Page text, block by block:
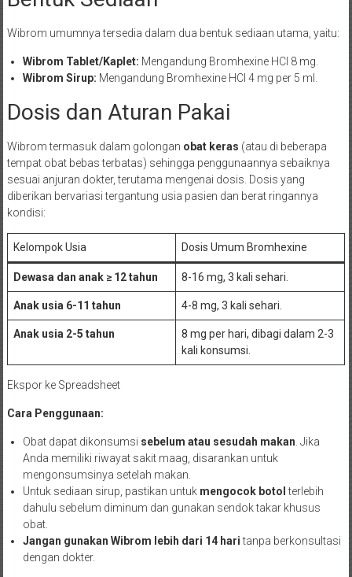
Wibrom umumnya tersedia dalam dua bentuk sediaan utama, yaitu:
Wibrom Tablet/Kaplet: Mengandung Bromhexine HCl 8 mg.
Wibrom Sirup: Mengandung Bromhexine HCl 4 mg per 5 ml.
Dosis dan Aturan Pakai
Wibrom termasuk dalam golongan obat keras (atau di beberapa
tempat obat bebas terbatas) sehingga penggunaannya sebaiknya
sesuai anjuran dokter, terutama mengenai dosis. Dosis yang
diberikan bervariasi tergantung usia pasien dan berat ringannya
kondisi:
Kelompok Usia Dosis Umum Bromhexine
Dewasa dan anak ≥ 12 tahun 8-16 mg, 3 kali sehari.
Anak usia 6-11 tahun 4-8 mg, 3 kali sehari.
Anak usia 2-5 tahun
8 mg per hari, dibagi dalam 2-3
kali konsumsi.
Ekspor ke Spreadsheet
Cara Penggunaan:
Obat dapat dikonsumsi sebelum atau sesudah makan . Jika
Anda memiliki riwayat sakit maag, disarankan untuk
mengonsumsinya setelah makan.
Untuk sediaan sirup, pastikan untuk mengocok botol terlebih
dahulu sebelum diminum dan gunakan sendok takar khusus
obat.
Jangan gunakan Wibrom lebih dari 14 haritanpa berkonsultasi
dengan dokter.